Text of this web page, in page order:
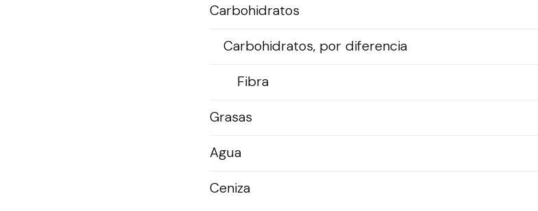
Carbohidratos
Carbohidratos, por diferencia
Fibra
Grasas
Agua
Ceniza